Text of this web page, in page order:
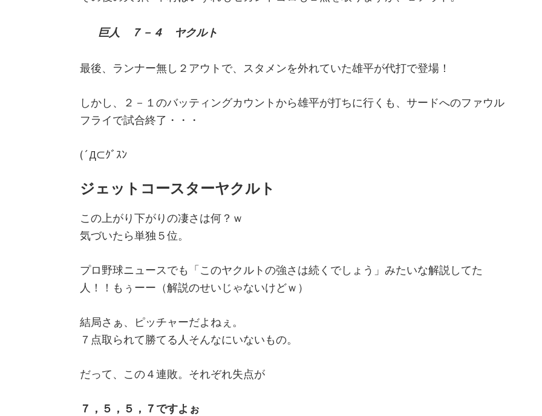
巨人 ７－４ ヤクルト
最後、ランナー無し２アウトで、スタメンを外れていた雄平が代打で登場！
しかし、２－１のバッティングカウントから雄平が打ちに行くも、サードへのファウル
フライで試合終了・・・
(´Д⊂ｸﾞｽﾝ
ジェットコースターヤクルト
この上がり下がりの凄さは何？ｗ
気づいたら単独５位。
プロ野球ニュースでも「このヤクルトの強さは続くでしょう」みたいな解説してた
人！！もぅーー（解説のせいじゃないけどｗ）
結局さぁ、ピッチャーだよねぇ。
７点取られて勝てる人そんなにいないもの。
だって、この４連敗。それぞれ失点が
７，５，５，７ですよぉ